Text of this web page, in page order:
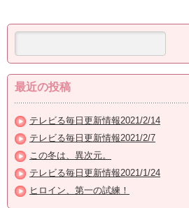
最近の投稿
テレビる毎日更新情報2021/2/14
テレビる毎日更新情報2021/2/7
この冬は、異次元。
テレビる毎日更新情報2021/1/24
ヒロイン、第一の試練！